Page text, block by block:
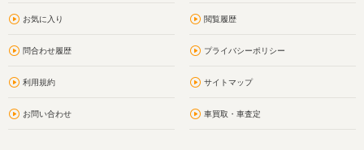
お気に入り 閲覧履歴
問合わせ履歴 プライバシーポリシー
利用規約 サイトマップ
お問い合わせ 車買取・車査定